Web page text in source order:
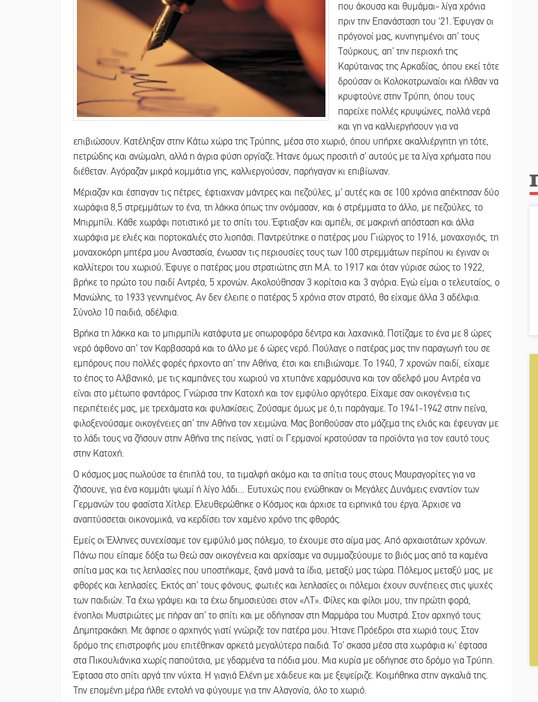
που άκουσα και θυμάμαι- λίγα χρόνια
πριν την Επανάσταση του ‘21. Έφυγαν οι
πρόγονοί μας, κυνηγημένοι απ’ τους
Τούρκους, απ’ την περιοχή της
Καρύταινας της Αρκαδίας, όπου εκεί τότε
δρούσαν οι Κολοκοτρωναίοι και ήλθαν να
κρυφτούνε στην Τρύπη, όπου τους
παρείχε πολλές κρυψώνες, πολλά νερά
και γη να καλλιεργήσουν για να
επιβιώσουν. Κατέληξαν στην Κάτω χώρα της Τρύπης, μέσα στο χωριό, όπου υπήρχε ακαλλιέργητη γη τότε,
πετρώδης και ανώμαλη, αλλά η άγρια φύση οργίαζε. Ήτανε όμως προσιτή σ’ αυτούς με τα λίγα χρήματα που
διέθεταν. Αγόραζαν μικρά κομμάτια γης, καλλιεργούσαν, παρήγαγαν κι επιβίωναν.
Μέριαζαν και έσπαγαν τις πέτρες, έφτιαχναν μάντρες και πεζούλες, μ’ αυτές και σε 100 χρόνια απέκτησαν δύο
χωράφια 8,5 στρεμμάτων το ένα, τη λάκκα όπως την ονόμασαν, και 6 στρέμματα το άλλο, με πεζούλες, το
Μπιρμπίλι. Κάθε χωράφι ποτιστικό με το σπίτι του. Έφτιαξαν και αμπέλι, σε μακρινή απόσταση και άλλα
χωράφια με ελιές και πορτοκαλιές στο λιοπάσι. Παντρεύτηκε ο πατέρας μου Γιώργος το 1916, μοναχογιός, τη
μοναχοκόρη μητέρα μου Αναστασία, ένωσαν τις περιουσίες τους των 100 στρεμμάτων περίπου κι έγιναν οι
καλλίτεροι του χωριού. Έφυγε ο πατέρας μου στρατιώτης στη Μ.Α. το 1917 και όταν γύρισε σώος το 1922,
βρήκε το πρώτο του παιδί Αντρέα, 5 χρονών. Ακολούθησαν 3 κορίτσια και 3 αγόρια. Εγώ είμαι ο τελευταίος, ο
Μανώλης, το 1933 γεννημένος. Αν δεν έλειπε ο πατέρας 5 χρόνια στον στρατό, θα είχαμε άλλα 3 αδέλφια.
Σύνολο 10 παιδιά, αδέλφια.
Βρήκα τη λάκκα και το μπιρμπίλι κατάφυτα με οπωροφόρα δέντρα και λαχανικά. Ποτίζαμε το ένα με 8 ώρες
νερό άφθονο απ’ τον Καρβασαρά και το άλλο με 6 ώρες νερό. Πούλαγε ο πατέρας μας την παραγωγή του σε
εμπόρους που πολλές φορές ήρχοντο απ’ την Αθήνα, έτσι και επιβιώναμε. Το 1940, 7 χρονών παιδί, είχαμε
το έπος το Αλβανικό, με τις καμπάνες του χωριού να χτυπάνε χαρμόσυνα και τον αδελφό μου Αντρέα να
είναι στο μέτωπο φαντάρος. Γνώρισα την Κατοχή και τον εμφύλιο αργότερα. Είχαμε σαν οικογένεια τις
περιπέτειές μας, με τρεχάματα και φυλακίσεις. Ζούσαμε όμως με ό,τι παράγαμε. Το 1941-1942 στην πείνα,
φιλοξενούσαμε οικογένειες απ’ την Αθήνα τον χειμώνα. Μας βοηθούσαν στο μάζεμα της ελιάς και έφευγαν με
το λάδι τους να ζήσουν στην Αθήνα της πείνας, γιατί οι Γερμανοί κρατούσαν τα προϊόντα για τον εαυτό τους
στην Κατοχή.
Ο κόσμος μας πωλούσε τα έπιπλά του, τα τιμαλφή ακόμα και τα σπίτια τους στους Μαυραγορίτες για να
ζήσουνε, για ένα κομμάτι ψωμί ή λίγο λάδι… Ευτυχώς που ενώθηκαν οι Μεγάλες Δυνάμεις εναντίον των
Γερμανών του φασίστα Χίτλερ. Ελευθερώθηκε ο Κόσμος και άρχισε τα ειρηνικά του έργα. Άρχισε να
αναπτύσσεται οικονομικά, να κερδίσει τον χαμένο χρόνο της φθοράς.
Εμείς οι Έλληνες συνεχίσαμε τον εμφύλιό μας πόλεμο, το έχουμε στο αίμα μας. Από αρχαιοτάτων χρόνων.
Πάνω που είπαμε δόξα τω Θεώ σαν οικογένεια και αρχίσαμε να συμμαζεύουμε το βιός μας από τα καμένα
σπίτια μας και τις λεηλασίες που υποστήκαμε, ξανά μανά τα ίδια, μεταξύ μας τώρα. Πόλεμος μεταξύ μας, με
φθορές και λεηλασίες. Εκτός απ’ τους φόνους, φωτιές και λεηλασίες οι πόλεμοι έχουν συνέπειες στις ψυχές
των παιδιών. Τα έχω γράψει και τα έχω δημοσιεύσει στον «ΛΤ». Φίλες και φίλοι μου, την πρώτη φορά,
ένοπλοι Μυστριώτες με πήραν απ’ το σπίτι και με οδήγησαν στη Μαρμάρα του Μυστρά. Στον αρχηγό τους
Δημητρακάκη. Με άφησε ο αρχηγός γιατί γνώριζε τον πατέρα μου. Ήτανε Πρόεδροι στα χωριά τους. Στον
δρόμο της επιστροφής μου επιτέθηκαν αρκετά μεγαλύτερα παιδιά. Το’ σκασα μέσα στα χωράφια κι’ έφτασα
στα Πικουλιάνικα χωρίς παπούτσια, με γδαρμένα τα πόδια μου. Μια κυρία με οδήγησε στο δρόμο για Τρύπη.
Έφτασα στο σπίτι αργά την νύχτα. Η γιαγιά Ελένη με χάιδευε και με ξεψείριζε. Κοιμήθηκα στην αγκαλιά της.
Την επομένη μέρα ήλθε εντολή να φύγουμε για την Αλαγονία, όλο το χωριό.